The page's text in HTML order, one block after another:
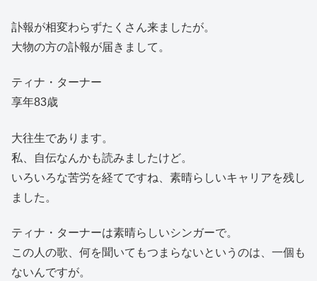
訃報が相変わらずたくさん来ましたが。
大物の方の訃報が届きまして。
ティナ・ターナー
享年83歳
大往生であります。
私、自伝なんかも読みましたけど。
いろいろな苦労を経てですね、素晴らしいキャリアを残し
ました。
ティナ・ターナーは素晴らしいシンガーで。
この人の歌、何を聞いてもつまらないというのは、一個も
ないんですが。